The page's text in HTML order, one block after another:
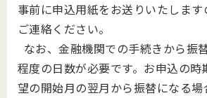
事前に申込用紙をお送りいたしま
ご連絡ください。
なお、金融機関での手続きから振
程度の日数が必要です。お申込の時
望の開始月の翌月から振替になる